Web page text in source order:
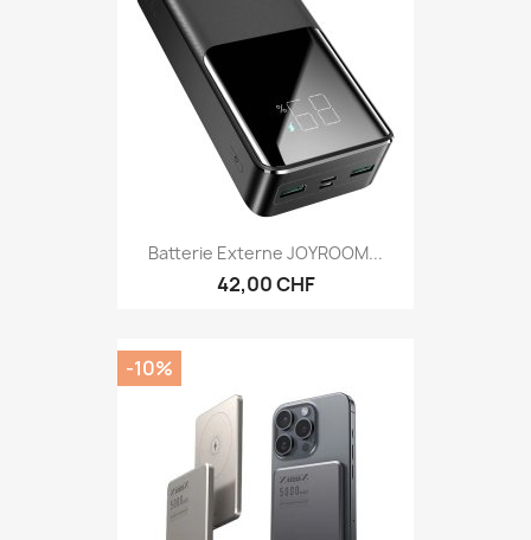
Batterie Externe JOYROOM...
42,00 CHF
-10%